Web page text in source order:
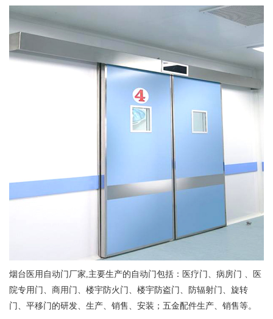
烟台医用自动门厂家,主要生产的自动门包括：医疗门、病房门 、医
院专用门、商用门、楼宇防火门、楼宇防盗门、防辐射门、旋转
门、平移门的研发、生产、销售、安装；五金配件生产、销售等。